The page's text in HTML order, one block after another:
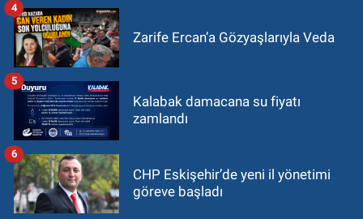
Zarife Ercan’a Gözyaşlarıyla Veda
4
Kalabak damacana su fiyatı
zamlandı
5
CHP Eskişehir’de yeni il yönetimi
göreve başladı
6